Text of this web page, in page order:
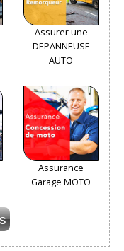
Assurer une
DEPANNEUSE
AUTO
Assurance
Garage MOTO